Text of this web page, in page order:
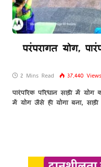
परंपरागत योग,
2 Mins Read 37,440 Views
पारंपरिक परिधान साड़ी में
में योग जैसे ही योगा बना,